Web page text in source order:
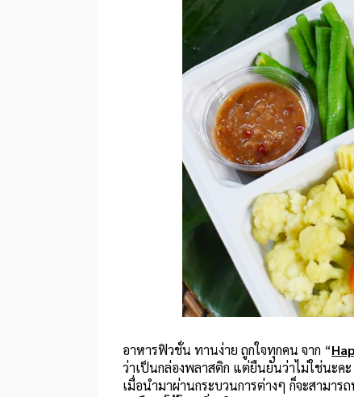
อาหารฟิวชั่น ทานง่าย ถูกใจทุกคน จาก “
ว่าเป็นกล่องพลาสติก แต่ยืนยันว่าไม่ใช่นะคะ
เมื่อนำมาผ่านกระบวนการต่างๆ ก็จะสามา